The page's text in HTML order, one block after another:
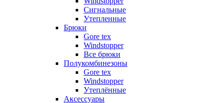
Сигнальные
Утепленные
Брюки
Gore tex
Windstopper
Все брюки
Полукомбинезоны
Gore tex
Windstopper
Утеплённые
Аксессуары